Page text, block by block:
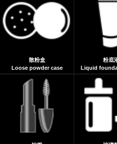
散粉盒
Loose powder case
粉底
Liquid